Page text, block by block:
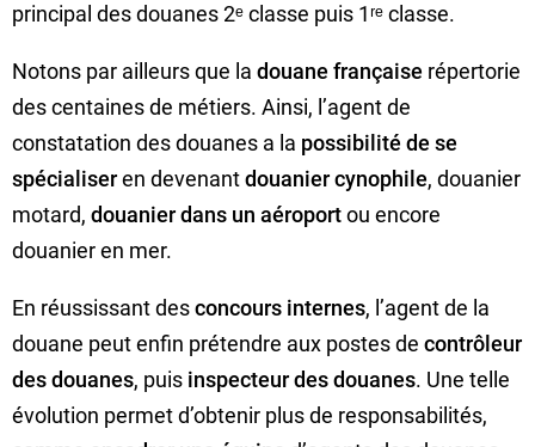
principal des douanes 2ᵉ classe puis 1ʳᵉ classe.
Notons par ailleurs que la douane française répertorie
des centaines de métiers. Ainsi, l’agent de
constatation des douanes a la possibilité de se
spécialiseren devenantdouanier cynophile, douanier
motard, douanier dans un aéroportou encore
douanier en mer.
En réussissant desconcours internes, l’agent de la
douane peut enfin prétendre aux postes de contrôleur
des douanes, puis inspecteur des douanes. Une telle
évolution permet d’obtenir plus de responsabilités,